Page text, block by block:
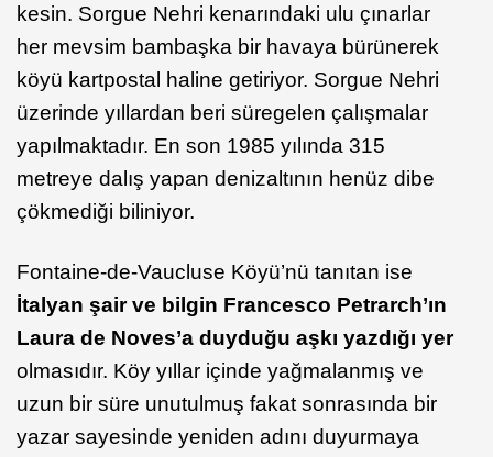
kesin. Sorgue Nehri kenarındaki ulu çınarlar
her mevsim bambaşka bir havaya bürünerek
köyü kartpostal haline getiriyor. Sorgue Nehri
üzerinde yıllardan beri süregelen çalışmalar
yapılmaktadır. En son 1985 yılında 315
metreye dalış yapan denizaltının henüz dibe
çökmediği biliniyor.
Fontaine-de-Vaucluse Köyü’nü tanıtan ise
İtalyan şair ve bilgin Francesco Petrarch’ın
Laura de Noves’a duyduğu aşkı yazdığı yer
olmasıdır. Köy yıllar içinde yağmalanmış ve
uzun bir süre unutulmuş fakat sonrasında bir
yazar sayesinde yeniden adını duyurmaya